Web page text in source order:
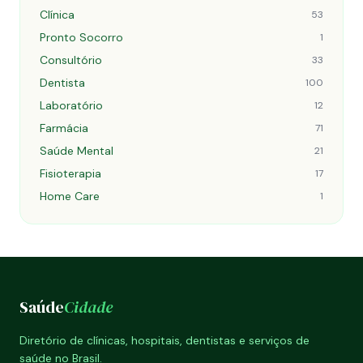
Clínica 53
Pronto Socorro 1
Consultório 33
Dentista 100
Laboratório 12
Farmácia 71
Saúde Mental 21
Fisioterapia 17
Home Care 1
SaúdeCidade
Diretório de clínicas, hospitais, dentistas e serviços de
saúde no Brasil.